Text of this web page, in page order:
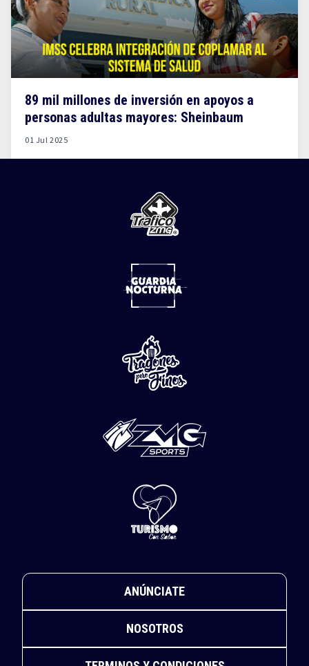
89 mil millones de inversión en apoyos a
personas adultas mayores: Sheinbaum
01 Jul 2025
ANÚNCIATE
NOSOTROS